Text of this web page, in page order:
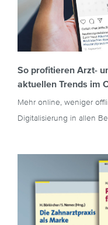
So profitieren Arzt-
aktuellen Trends im
Mehr online, weniger
Digitalisierung in allen